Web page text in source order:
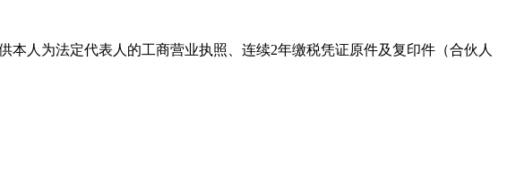
人为法定代表人的工商营业执照、连续2年缴税凭证原件及复印件（合伙人